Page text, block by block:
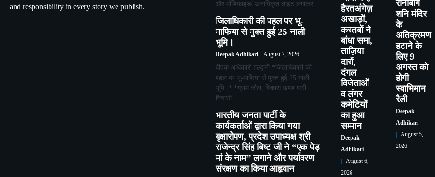
and responsibility in every story we publish.
और मॉडिफाइड/ अनाधिकृत लाइट लगाकर…
जिलाधिकारी की पहल पर भू-
माफिया से मुक्त हुई 25 नाली
भूमि।
Deepak Adhikari August 7, 2026
दीपक अधिकारी हल्द्वानी *जिलाधिकारी की
पहल पर भू-माफिया से मुक्त हुई 25 नाली
भूमि।* *ग्राम कौल, विकास खण्ड धारी
निवासी…
भारतीय जनता पार्टी के
कार्यकर्ताओं द्वारा किया गया
बृक्षारोपण, प्रदेश उपाध्यक्ष श्री
राजेन्द्र सिंह बिष्ट जी ने “एक पेड़
मां के नाम” लगाने और पर्यावरण
संरक्षण का किया आहृवान
हैरतअंगेज़
अखाड़ों,
करतबों ने
बांधा समा,
ताज़िया
दारों,
दंगल
विजेताओं
व लंगर
कमेटियों
का हुआ
सम्मान
Deepak
Adhikari
August 6,
2026
रानीबाग
शनि मंदिर
के
अतिक्रमण
हटाने के
लिए 9
अगस्त को
होगी
स्वाभिमान
रैली
Deepak
Adhikari
August 5,
2026